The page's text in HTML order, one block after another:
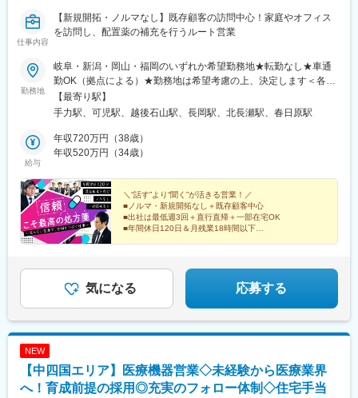
いただきます。
3ヶ月の研修後も先輩社員がしっかりとサポートいたしますので安
■インセンティブ：
社歴・年齢・学歴・性別、一切関係ありません。
実力と成果で評価する独自の評価制度を導入しています。
～300万円の追加報酬を設定しています。
医療DX推進を背景に需要が高く、一件あたりの契約単価も高いた
参考例.
・中途入社1年目20代／年収580万円（未経験者）
・中途入社2年目20代／年収760万円（未経験者）
・中途入社5年目30代／年収1,100万円
・中途入社8年目30代／年収1,500万円
・電子カルテ、AI音声認識、訪問歯科支援まで、歯科DXを総合的
に支援。
・「治療から予防へ」「外来から訪問へ」という業界変革の追い
風を受け、主力製品『AI・音声Hiクラテス』の全国展開を加速し
ています。
変更の範囲：会社の定める業務
仕事内容
【新規開拓・ノルマなし】既存顧客の訪問中心！家庭やオフィス
を訪問し、配置薬の補充を行うルート営業
勤務地
岐阜・新潟・岡山・福岡のいずれか希望勤務地★転勤なし★車通
勤OK（拠点による）★勤務地は希望考慮の上、決定します＜各拠
点の住所＞■岐阜営業所：岐阜県羽島郡岐南町三宅8-222 宮島ビル
2F■岐阜可児営業所：岐阜県可児市徳野南1‐68 コーポ華うさぎ
1F■新潟長岡営業所：新潟県長岡市大島本町5-118-23■岡山営業
所：岡山県岡山市北区西長瀬261-101■福岡営業所：福岡県大野城
【最寄り駅】
手力駅、可児駅、越後石山駅、長岡駅、北長瀬駅、春日原駅
給与
年収720万円（38歳）
年収520万円（34歳）
＼“話す”より“聞く”が活きる営業！／
■ノルマ・新規開拓なし＋既存顧客中心
■出社は最低週3回＋直行直帰＋一部在宅OK
■年間休日120日＆月残業18時間以下
気になる 応募する
NEW
【中四国エリア】医療機器営業◇未経験から医療業界
へ！育成前提の採用◎充実のフォロー体制◇住宅手当